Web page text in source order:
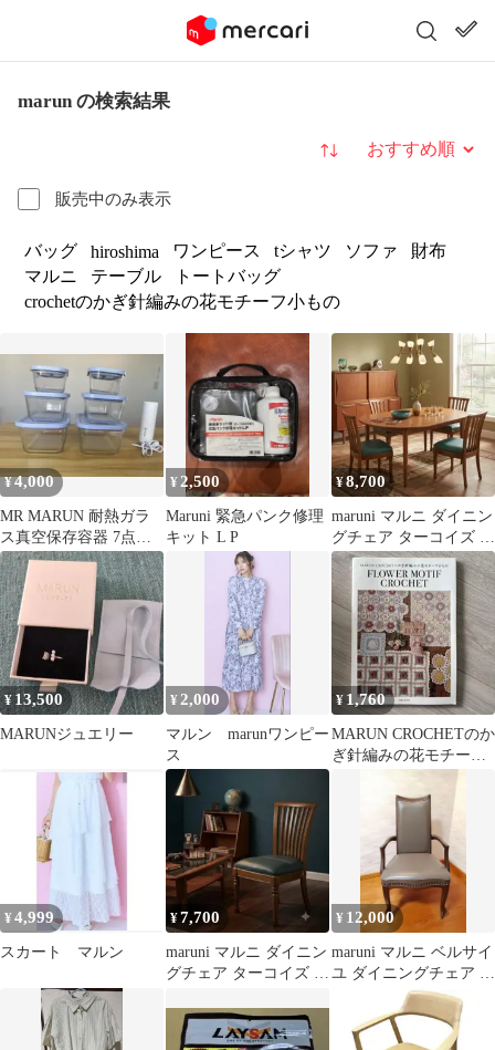
marun の検索結果
販売中のみ表示
並び替え
バッグ hiroshima ワンピース tシャツ ソファ
財布
マルニ
テーブル
トートバッグ
crochetのかぎ針編みの花モチーフ小もの
¥4,000
MR MARUN 耐熱ガラ
ス真空保存容器 7点セ
ット
¥ 2,500
Maruni 緊急パンク修理
キット L P
¥8,700
maruni マルニ ダイニン
グチェア ターコイズ 木
製チェア 北欧 モダン
¥ 13,500
MARUNジュエリー
¥ 2,000
マルン marunワンピー
ス
¥ 1,760
MARUN CROCHETのか
ぎ針編みの花モチーフ
¥ 4,999
スカート マルン
¥7,700
maruni マルニ ダイニン
グチェア ターコイズ 木
¥ 12,000
maruni マルニ ベルサイ
ユ ダイニングチェア 本
革 肘掛け ②